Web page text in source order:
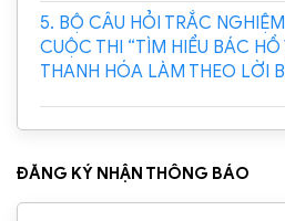
5. BỘ CÂU HỎI TRẮC
CUỘC THI “TÌM HIỂU BÁC
THANH HÓA LÀM THEO LỜI
ĐĂNG KÝ NHẬN THÔNG BÁO